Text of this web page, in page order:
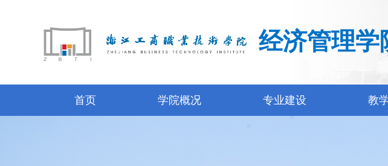
经济管理学
首页 学院概况 专业建设 教